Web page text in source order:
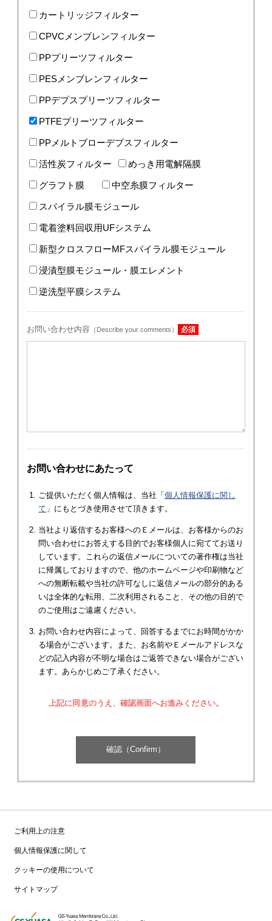
カートリッジフィルター
CPVCメンブレンフィルター
PPプリーツフィルター
PESメンブレンフィルター
PPデプスプリーツフィルター
PTFEプリーツフィルター
PPメルトブローデプスフィルター
活性炭フィルター めっき用電解隔膜
グラフト膜 中空糸膜フィルター
スパイラル膜モジュール
電着塗料回収用UFシステム
新型クロスフローMFスパイラル膜モジュール
浸漬型膜モジュール・膜エレメント
逆洗型平膜システム
お問い合わせ内容 （Describe your comments） 必須
お問い合わせにあたって
ご提供いただく個人情報は、当社「個人情報保護に関し
て 」にもとづき使用させて頂きます。
当社より返信するお客様へのＥメールは、お客様からのお
問い合わせにお答えする目的でお客様個人に宛ててお送り
しています。これらの返信メールについての著作権は当社
に帰属しておりますので、他のホームページや印刷物など
への無断転載や当社の許可なしに返信メールの部分的ある
いは全体的な転用、二次利用されること、その他の目的で
のご使用はご遠慮ください。
お問い合わせ内容によって、回答するまでにお時間がかか
る場合がございます。また、お名前やＥメールアドレスな
どの記入内容が不明な場合はご返答できない場合がござい
ます。あらかじめご了承ください。
上記に同意のうえ、確認画面へお進みください。
ご利用上の注意
個人情報保護に関して
クッキーの使用について
サイトマップ